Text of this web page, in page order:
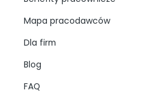
Mapa pracodawców
Dla firm
Blog
FAQ